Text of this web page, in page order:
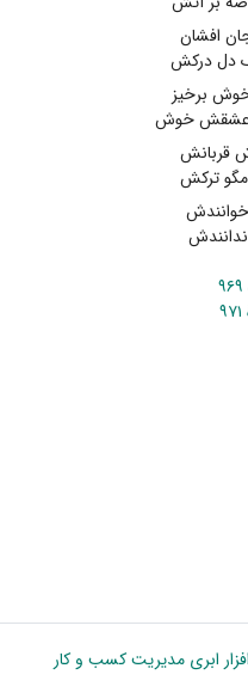
افشان
دل درکش
برخیز
عشقش خوش
قربانش
ترکش